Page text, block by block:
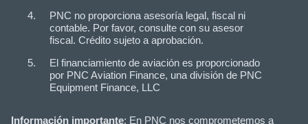
PNC no proporciona asesoría legal, fiscal ni
contable. Por favor, consulte con su asesor
fiscal. Crédito sujeto a aprobación.
El financiamiento de aviación es proporcionado
por PNC Aviation Finance, una división de PNC
Equipment Finance, LLC
Información importante: En PNC nos comprometemos a